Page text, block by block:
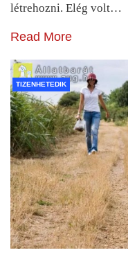
létrehozni. Elég volt…
Read More
TIZENHETEDIK